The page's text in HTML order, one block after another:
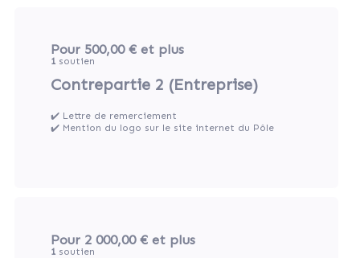
Pour 500,00 € et plus
1soutien
Contrepartie 2 (Entreprise)
✔️ Lettre de remerciement
✔️ Mention du logo sur le site internet du Pôle
Pour 2 000,00 € et plus
1soutien